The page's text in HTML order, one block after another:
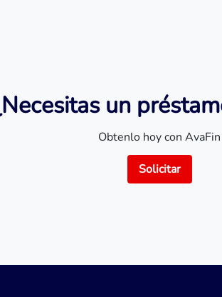
un
Obtenlo hoy con AvaFin
Solicitar